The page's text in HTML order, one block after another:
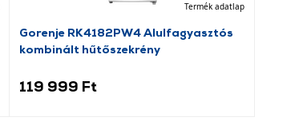
Termék adatlap
Gorenje RK4182PW4 Alulfagyasztós
kombinált hűtőszekrény
119 999 Ft